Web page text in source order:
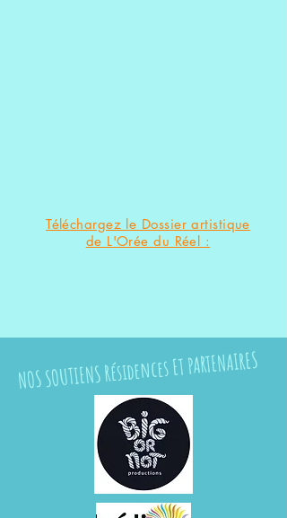
Téléchargez le Dossier artistique
de L'Orée du Réel :
NOS SOUTIENS Résidences ET PARTENAIRES